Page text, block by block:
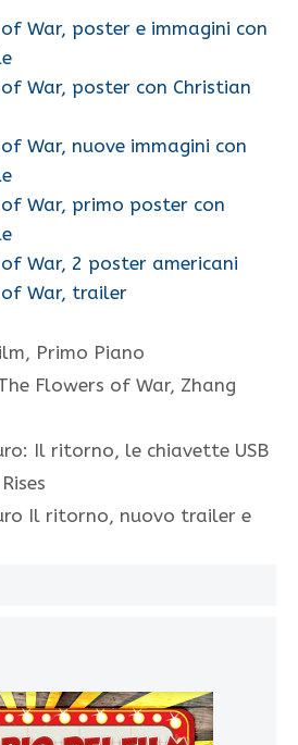
War, poster e immagini con
War, poster con Christian
War, nuove immagini con
War, primo poster con
War, 2 poster americani
War, trailer
, Primo Piano
Flowers of War, Zhang
Il ritorno, le chiavette USB
Il ritorno, nuovo trailer e